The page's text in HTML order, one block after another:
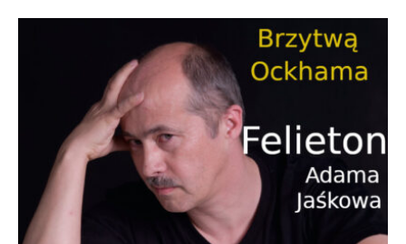
Przyrzeczenie nic nie znaczy, […]